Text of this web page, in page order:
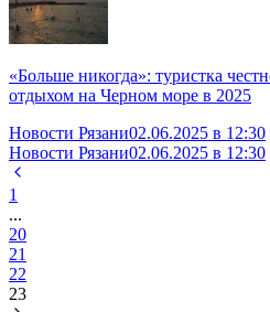
«Больше никогда»: туристка
отдыхом на Черном море в 2025
Новости Рязани02.06.2025 в 12:30
Новости Рязани02.06.2025 в 12:30
1
...
20
21
22
23